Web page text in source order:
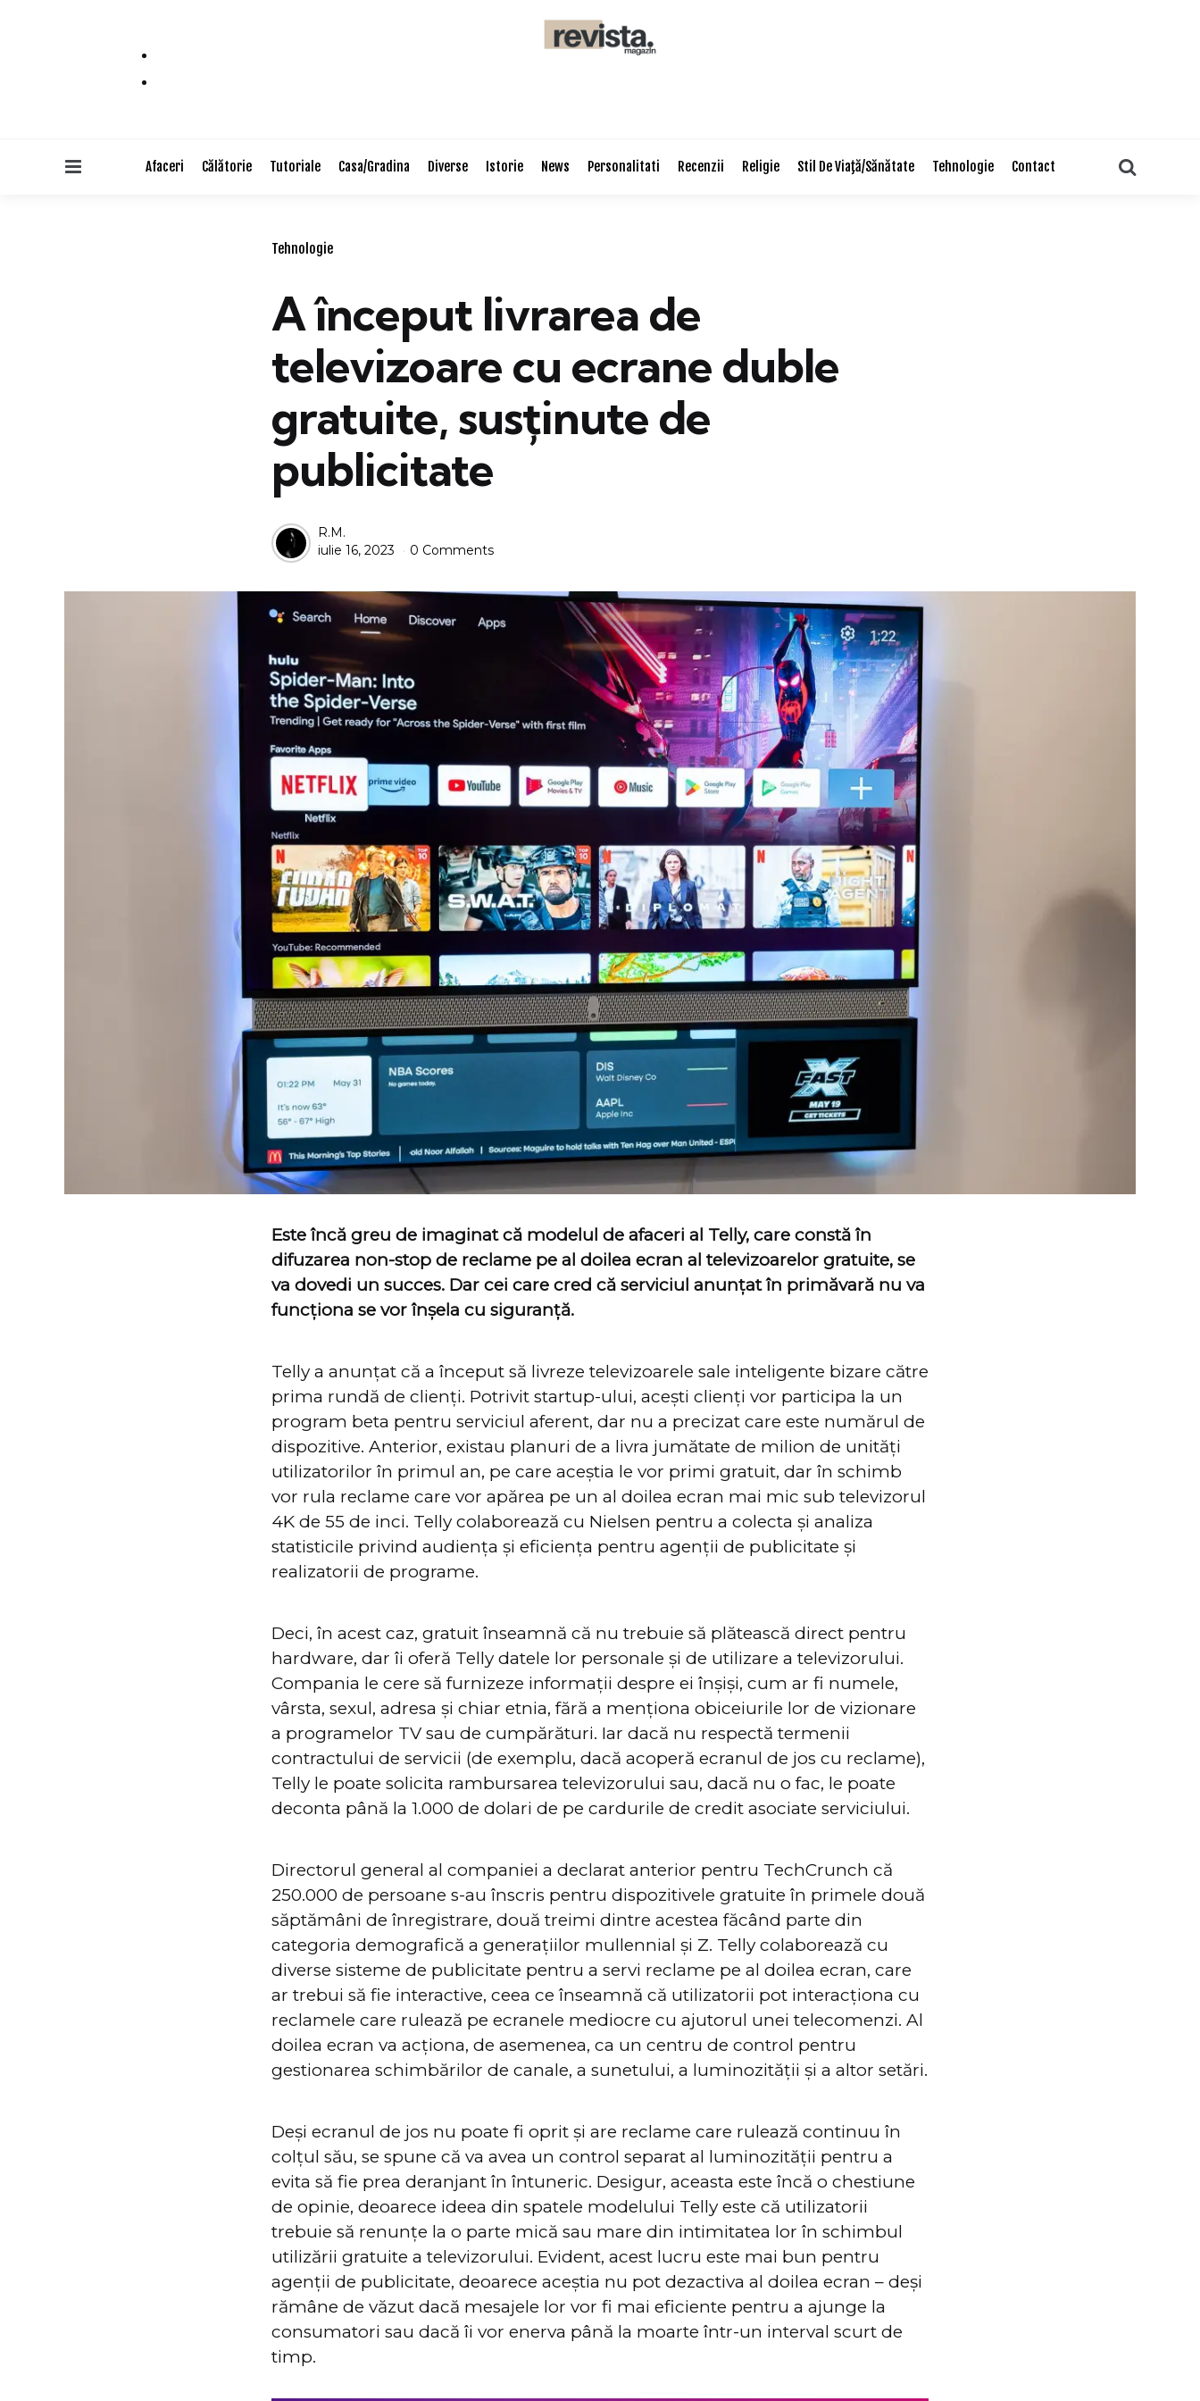
Afaceri Călătorie Tutoriale Casa/Gradina Diverse Istorie News Personalitati Recenzii Religie Stil De Viaţă/Sănătate Tehnologie Contact
Categories
Tehnologie
A început livrarea de
televizoare cu ecrane duble
gratuite, susținute de
publicitate
Posted
by
R.M.
iulie 16, 2023
0 Comments
Este încă greu de imaginat că modelul de afaceri al Telly, care constă în
difuzarea non-stop de reclame pe al doilea ecran al televizoarelor gratuite, se
va dovedi un succes. Dar cei care cred că serviciul anunțat în primăvară nu va
funcționa se vor înșela cu siguranță.
Telly a anunțat că a început să livreze televizoarele sale inteligente bizare către
prima rundă de clienți. Potrivit startup-ului, acești clienți vor participa la un
program beta pentru serviciul aferent, dar nu a precizat care este numărul de
dispozitive. Anterior, existau planuri de a livra jumătate de milion de unități
utilizatorilor în primul an, pe care aceștia le vor primi gratuit, dar în schimb
vor rula reclame care vor apărea pe un al doilea ecran mai mic sub televizorul
4K de 55 de inci. Telly colaborează cu Nielsen pentru a colecta și analiza
statisticile privind audiența și eficiența pentru agenții de publicitate și
realizatorii de programe.
Deci, în acest caz, gratuit înseamnă că nu trebuie să plătească direct pentru
hardware, dar îi oferă Telly datele lor personale și de utilizare a televizorului.
Compania le cere să furnizeze informații despre ei înșiși, cum ar fi numele,
vârsta, sexul, adresa și chiar etnia, fără a menționa obiceiurile lor de vizionare
a programelor TV sau de cumpărături. Iar dacă nu respectă termenii
contractului de servicii (de exemplu, dacă acoperă ecranul de jos cu reclame),
Telly le poate solicita rambursarea televizorului sau, dacă nu o fac, le poate
deconta până la 1.000 de dolari de pe cardurile de credit asociate serviciului.
Directorul general al companiei a declarat anterior pentru TechCrunch că
250.000 de persoane s-au înscris pentru dispozitivele gratuite în primele două
săptămâni de înregistrare, două treimi dintre acestea făcând parte din
categoria demografică a generațiilor mullennial și Z. Telly colaborează cu
diverse sisteme de publicitate pentru a servi reclame pe al doilea ecran, care
ar trebui să fie interactive, ceea ce înseamnă că utilizatorii pot interacționa cu
reclamele care rulează pe ecranele mediocre cu ajutorul unei telecomenzi. Al
doilea ecran va acționa, de asemenea, ca un centru de control pentru
gestionarea schimbărilor de canale, a sunetului, a luminozității și a altor setări.
Deși ecranul de jos nu poate fi oprit și are reclame care rulează continuu în
colțul său, se spune că va avea un control separat al luminozității pentru a
evita să fie prea deranjant în întuneric. Desigur, aceasta este încă o chestiune
de opinie, deoarece ideea din spatele modelului Telly este că utilizatorii
trebuie să renunțe la o parte mică sau mare din intimitatea lor în schimbul
utilizării gratuite a televizorului. Evident, acest lucru este mai bun pentru
agenții de publicitate, deoarece aceștia nu pot dezactiva al doilea ecran – deși
rămâne de văzut dacă mesajele lor vor fi mai eficiente pentru a ajunge la
consumatori sau dacă îi vor enerva până la moarte într-un interval scurt de
timp.